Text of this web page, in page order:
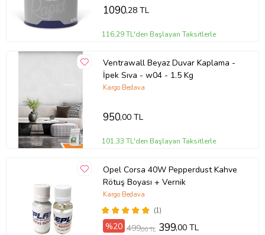
1090,28 TL
116,29 TL'den Başlayan Taksitlerle
Ventrawall Beyaz Duvar Kaplama -
İpek Sıva - w04 - 1.5 Kg
Kargo Bedava
950,00 TL
101,33 TL'den Başlayan Taksitlerle
Opel Corsa 40W Pepperdust Kahve
Rötuş Boyası + Vernik
(1)
Kargo Bedava
%20 499,00 TL 399,00 TL